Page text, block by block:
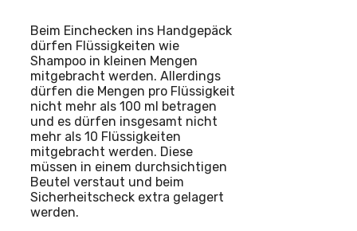
Beim Einchecken ins Handgepäck
dürfen Flüssigkeiten wie
Shampoo in kleinen Mengen
mitgebracht werden. Allerdings
dürfen die Mengen pro Flüssigkeit
nicht mehr als 100 ml betragen
und es dürfen insgesamt nicht
mehr als 10 Flüssigkeiten
mitgebracht werden. Diese
müssen in einem durchsichtigen
Beutel verstaut und beim
Sicherheitscheck extra gelagert
werden.